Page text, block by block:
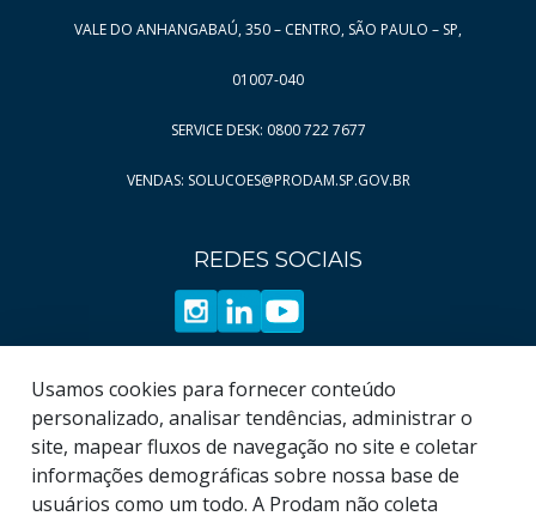
VALE DO ANHANGABAÚ, 350 – CENTRO, SÃO PAULO – SP,
01007-040
SERVICE DESK: 0800 722 7677
VENDAS: SOLUCOES@PRODAM.SP.GOV.BR
REDES SOCIAIS
Usamos cookies para fornecer conteúdo
personalizado, analisar tendências, administrar o
site, mapear fluxos de navegação no site e coletar
informações demográficas sobre nossa base de
usuários como um todo. A Prodam não coleta